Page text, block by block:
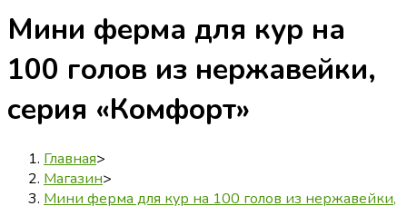
Мини ферма для кур на
100 голов из нержавейки,
серия «Комфорт»
Главная>
Магазин>
Мини ферма для кур на 100 голов из нержавейки,